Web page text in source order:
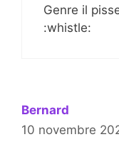
Genre il
:whistle:
Bernard
10 novembre